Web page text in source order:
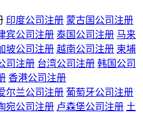
印度公司注册 蒙古国公司注册
宾公司注册 泰国公司注册 马来
坡公司注册 越南公司注册 柬埔
司注册 台湾公司注册 韩国公司
香港公司注册
尔兰公司注册 葡萄牙公司注册
宛公司注册 卢森堡公司注册 土